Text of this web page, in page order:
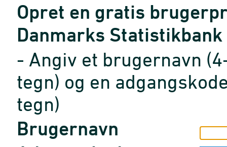
Opret en gratis
Danmarks Statistikbank
- Angiv et brugernavn
tegn) og en
tegn)
Brugernavn